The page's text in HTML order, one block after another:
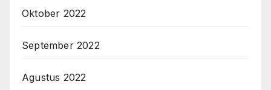
Oktober 2022
September 2022
Agustus 2022